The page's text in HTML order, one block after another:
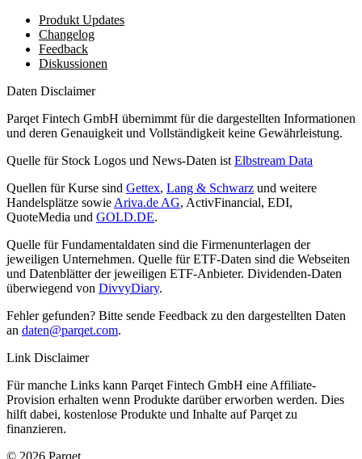
Produkt Updates
Changelog
Feedback
Diskussionen
Daten Disclaimer
Parqet Fintech GmbH übernimmt für die dargestellten Informationen
und deren Genauigkeit und Vollständigkeit keine Gewährleistung.
Quelle für Stock Logos und News-Daten ist Elbstream Data
Quellen für Kurse sind Gettex, Lang & Schwarz und weitere
Handelsplätze sowie Ariva.de AG, ActivFinancial, EDI,
QuoteMedia und GOLD.DE.
Quelle für Fundamentaldaten sind die Firmenunterlagen der
jeweiligen Unternehmen. Quelle für ETF-Daten sind die Webseiten
und Datenblätter der jeweiligen ETF-Anbieter. Dividenden-Daten
überwiegend von DivvyDiary.
Fehler gefunden? Bitte sende Feedback zu den dargestellten Daten
an daten@parqet.com.
Link Disclaimer
Für manche Links kann Parqet Fintech GmbH eine Affiliate-
Provision erhalten wenn Produkte darüber erworben werden. Dies
hilft dabei, kostenlose Produkte und Inhalte auf Parqet zu
finanzieren.
© 2026 Parqet